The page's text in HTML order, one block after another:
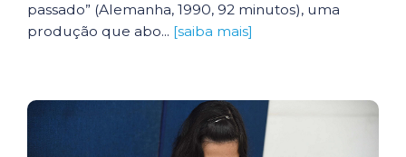
passado” (Alemanha, 1990, 92 minutos), uma
produção que abo... [saiba mais]